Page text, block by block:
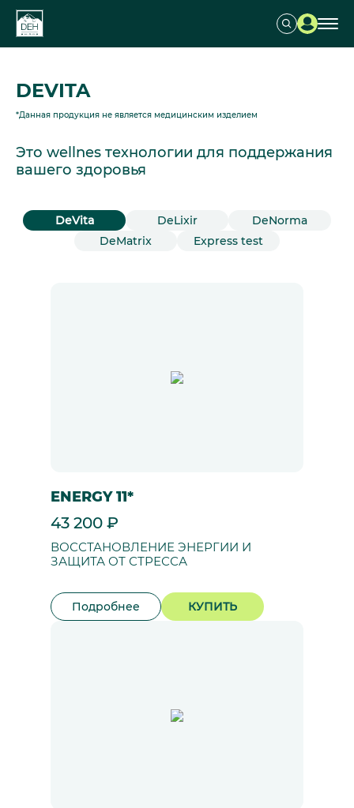
DEVITA
*Данная продукция не является медицинским изделием
Это wellnes технологии для поддержания
вашего здоровья
DeVita DeLixir
DeNorma
DeMatrix
Express test
ENERGY 11*
43 200 ₽
ВОССТАНОВЛЕНИЕ ЭНЕРГИИ И
ЗАЩИТА ОТ СТРЕССА
Подробнее КУПИТЬ